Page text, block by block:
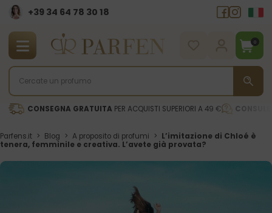
+39 34 64 78 30 18
0
CONSEGNA GRATUITA PER ACQUISTI SUPERIORI A 49 €
Parfens.it > Blog > A proposito di profumi > L’imitazione di Chloé è
tenera, femminile e creativa. L’avete già provata?